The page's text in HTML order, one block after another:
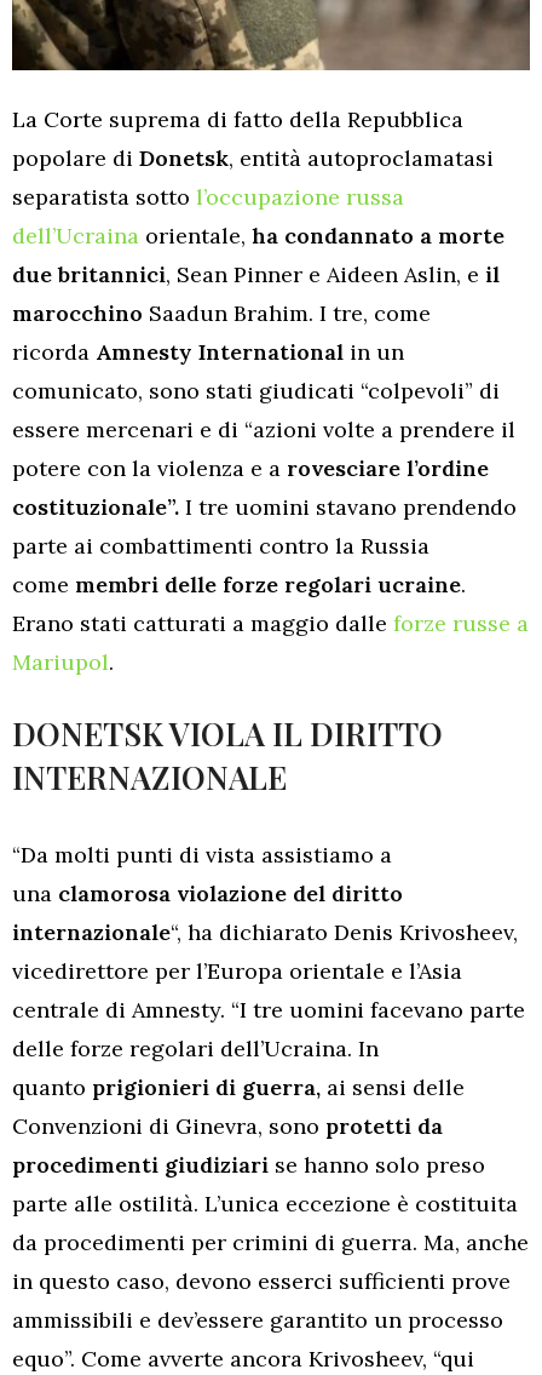
La Corte suprema di fatto della Repubblica
popolare di Donetsk, entità autoproclamatasi
separatista sotto l’occupazione russa
dell’Ucraina orientale, ha condannato a morte
due britannici, Sean Pinner e Aideen Aslin, e il
marocchino Saadun Brahim. I tre, come
ricorda Amnesty International in un
comunicato, sono stati giudicati “colpevoli” di
essere mercenari e di “azioni volte a prendere il
potere con la violenza e a rovesciare l’ordine
costituzionale”. I tre uomini stavano prendendo
parte ai combattimenti contro la Russia
come membri delle forze regolari ucraine.
Erano stati catturati a maggio dalle forze russe a
Mariupol.
DONETSK VIOLA IL DIRITTO
INTERNAZIONALE
“Da molti punti di vista assistiamo a
una clamorosa violazione del diritto
internazionale“, ha dichiarato Denis Krivosheev,
vicedirettore per l’Europa orientale e l’Asia
centrale di Amnesty. “I tre uomini facevano parte
delle forze regolari dell’Ucraina. In
quanto prigionieri di guerra, ai sensi delle
Convenzioni di Ginevra, sono protetti da
procedimenti giudiziari se hanno solo preso
parte alle ostilità. L’unica eccezione è costituita
da procedimenti per crimini di guerra. Ma, anche
in questo caso, devono esserci sufficienti prove
ammissibili e dev’essere garantito un processo
equo”. Come avverte ancora Krivosheev, “qui